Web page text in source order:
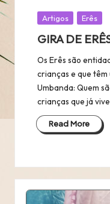
Posted
Artigos Erês
GIRA DE
Os Erês são
crianças e que
Umbanda: Quem
crianças que já
Read More